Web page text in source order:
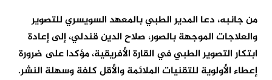
من جانبه، دعا المدير الطبي بالمعهد السويسري للتصوير
والعلاجات الموجهة بالصور، صلاح الدين قندلي، إلى إعادة
ابتكار التصوير الطبي في القارة الأفريقية، مؤكدا على ضرورة
إعطاء الأولوية للتقنيات الملائمة والأقل كلفة وسهلة النشر.